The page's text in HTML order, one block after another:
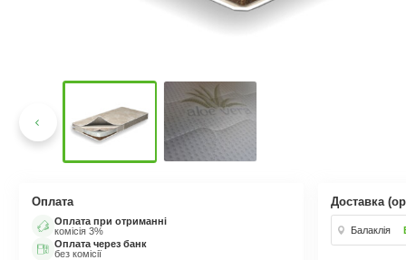
Оплата
Оплата при отриманні
комісія 3%
Оплата через банк
без комісії
Доставка
Балаклія